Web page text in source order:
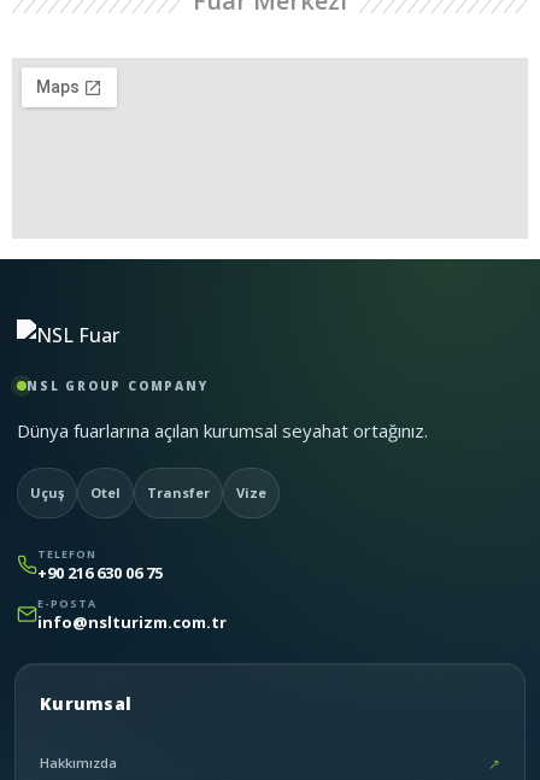
NSL GROUP COMPANY
Dünya fuarlarına açılan kurumsal seyahat ortağınız.
Uçuş Otel Transfer Vize
TELEFON
+90 216 630 06 75
E-POSTA
info@nslturizm.com.tr
Kurumsal
Hakkımızda ↗